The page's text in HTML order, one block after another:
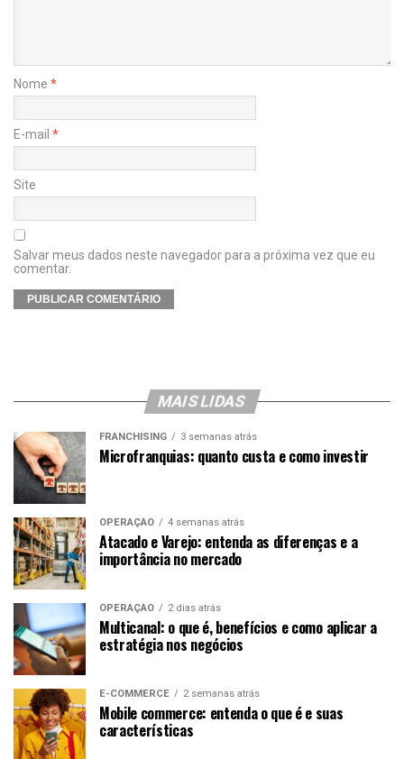
Nome *
E-mail *
Site
Salvar meus dados neste navegador para a próxima vez que eu
comentar.
MAIS LIDAS
FRANCHISING 3 semanas atrás
Microfranquias: quanto custa e como investir
OPERAÇÃO 4 semanas atrás
Atacado e Varejo: entenda as diferenças e a
importância no mercado
OPERAÇÃO 2 dias atrás
Multicanal: o que é, benefícios e como aplicar a
estratégia nos negócios
E-COMMERCE 2 semanas atrás
Mobile commerce: entenda o que é e suas
características